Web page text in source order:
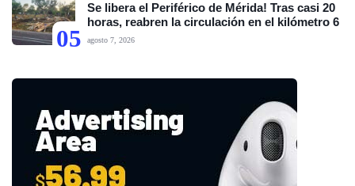
05
Se libera el Periférico de Mérida! Tras casi 20
horas, reabren la circulación en el kilómetro 6
agosto 7, 2026